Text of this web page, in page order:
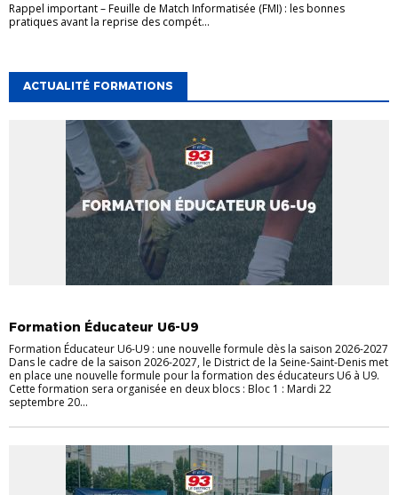
Rappel important – Feuille de Match Informatisée (FMI) : les bonnes
pratiques avant la reprise des compét...
ACTUALITÉ FORMATIONS
Formation Éducateur U6-U9
Formation Éducateur U6-U9 : une nouvelle formule dès la saison 2026-2027
Dans le cadre de la saison 2026-2027, le District de la Seine-Saint-Denis met
en place une nouvelle formule pour la formation des éducateurs U6 à U9.
Cette formation sera organisée en deux blocs : Bloc 1 : Mardi 22
septembre 20...